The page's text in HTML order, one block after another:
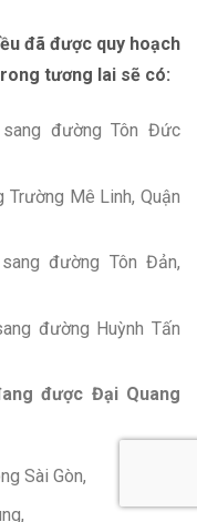
đã được quy hoạch
tương lai sẽ có:
đường Tôn Đức
Mê Linh, Quận
đường Tôn Đản,
đường Huỳnh Tấn
được Đại Quang
Sài Gòn,